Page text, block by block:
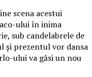
scena acestui
ului în inima
sub candelabrele de
și prezentul vor dansa
ului va găsi un nou